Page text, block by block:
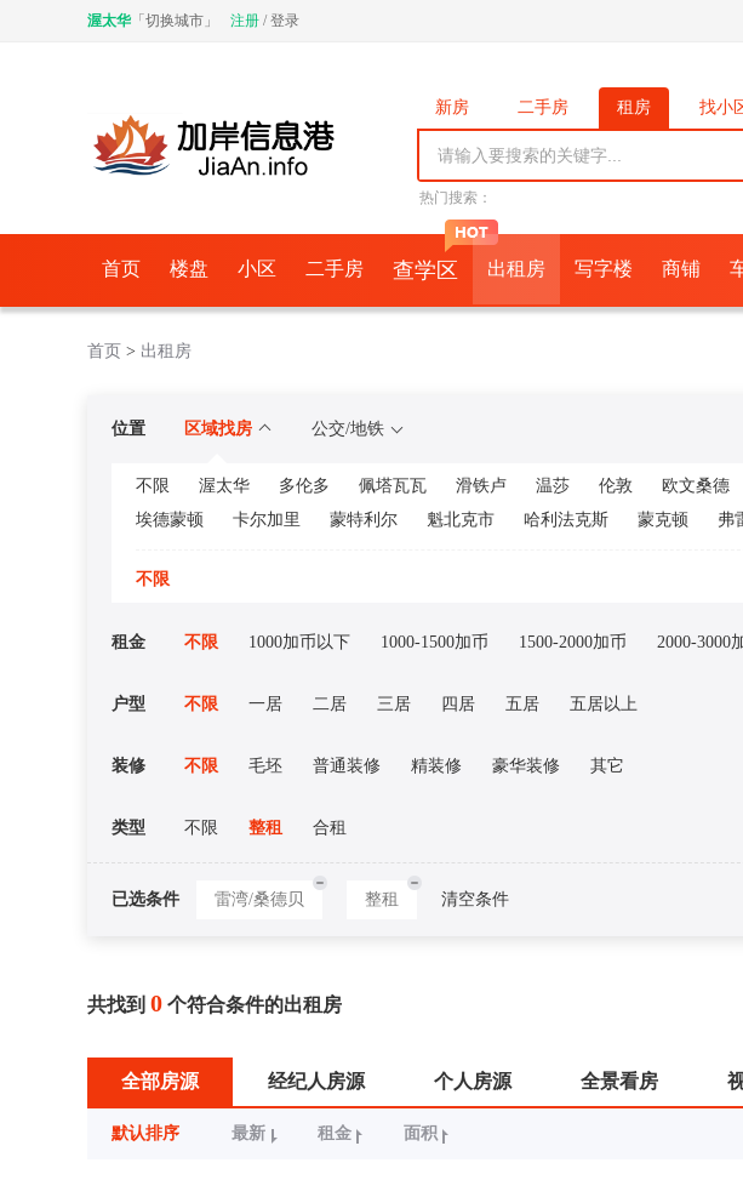
渥太华「 切换城市 」 注册 /登录
新房 二手房 租房 找小
商铺 车位 厂房/仓库
中介公司
热门搜索：
首页 楼盘 小区 二手房 查学区 出租房 写字楼 商铺
首页 > 出租房
位置 区域找房 公交/地铁
不限 渥太华 多伦多 佩塔瓦瓦 滑铁卢 温莎 伦敦 欧文桑德
埃德蒙顿
卡尔加里 蒙特利尔 魁北克市 哈利法克斯 蒙克顿 弗
不限
租金 不限 1000加币以下 1000-1500加币 1500-2000加币 2000-3000
户型 不限 一居 二居 三居 四居 五居 五居以上
装修 不限 毛坯 普通装修 精装修 豪华装修 其它
类型 不限 整租 合租
已选条件 雷湾/桑德贝 整租 清空条件
共找到 0 个符合条件的出租房
全部房源 经纪人房源 个人房源 全景看房
默认排序 最新 租金 面积